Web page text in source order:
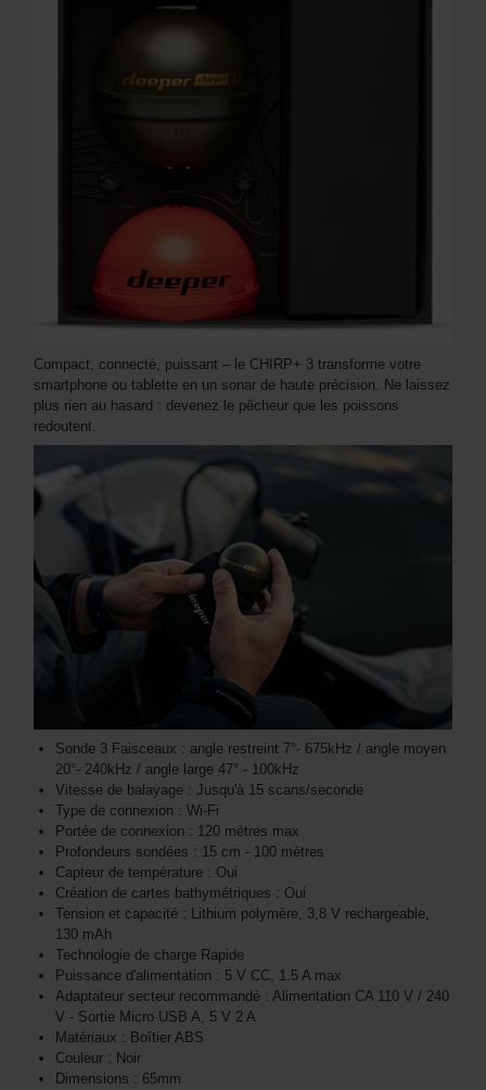
Compact, connecté, puissant – le CHIRP+ 3 transforme votre
smartphone ou tablette en un sonar de haute précision. Ne laissez
plus rien au hasard : devenez le pêcheur que les poissons
redoutent.
Sonde 3 Faisceaux : angle restreint 7°- 675kHz / angle moyen
20°- 240kHz / angle large 47° - 100kHz
Vitesse de balayage : Jusqu'à 15 scans/seconde
Type de connexion : Wi-Fi
Portée de connexion : 120 mètres max
Profondeurs sondées : 15 cm - 100 mètres
Capteur de température : Oui
Création de cartes bathymétriques : Oui
Tension et capacité : Lithium polymère, 3,8 V rechargeable,
130 mAh
Technologie de charge Rapide
Puissance d'alimentation : 5 V CC, 1.5 A max
Adaptateur secteur recommandé : Alimentation CA 110 V / 240
V - Sortie Micro USB A, 5 V 2 A
Matériaux : Boîtier ABS
Couleur : Noir
Dimensions : 65mm